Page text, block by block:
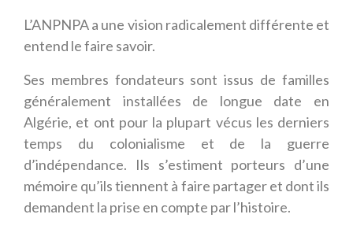
L’ANPNPA a une vision radicalement différente et
entend le faire savoir.
Ses membres fondateurs sont issus de familles
généralement installées de longue date en
Algérie, et ont pour la plupart vécus les derniers
temps du colonialisme et de la guerre
d’indépendance. Ils s’estiment porteurs d’une
mémoire qu’ils tiennent à faire partager et dont ils
demandent la prise en compte par l’histoire.